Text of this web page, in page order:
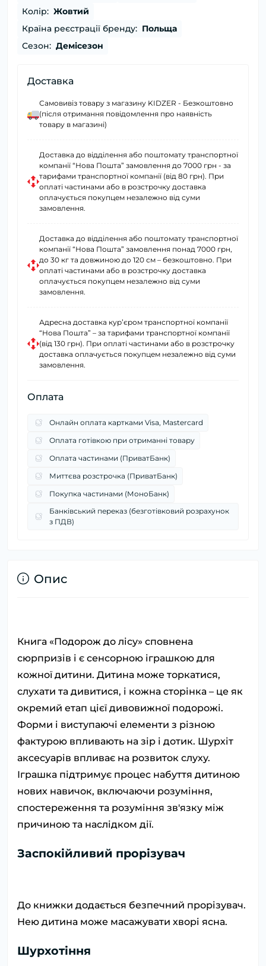
Колір: Жовтий
Країна реєстрації бренду: Польща
Сезон: Демісезон
Доставка
Самовивіз товару з магазину KIDZER - Безкоштовно
(після отримання повідомлення про наявність
товару в магазині)
Доставка до відділення або поштомату транспортної
компанії “Нова Пошта” замовлення до 7000 грн - за
тарифами транспортної компанії (від 80 грн). При
оплаті частинами або в розстрочку доставка
оплачується покупцем незалежно від суми
замовлення.
Доставка до відділення або поштомату транспортної
компанії “Нова Пошта” замовлення понад 7000 грн,
до 30 кг та довжиною до 120 см – безкоштовно. При
оплаті частинами або в розстрочку доставка
оплачується покупцем незалежно від суми
замовлення.
Адресна доставка курʼєром транспортної компанії
“Нова Пошта” – за тарифами транспортної компанії
(від 130 грн). При оплаті частинами або в розстрочку
доставка оплачується покупцем незалежно від суми
замовлення.
Оплата
Онлайн оплата картками Visa, Mastercard
Оплата готівкою при отриманні товару
Оплата частинами (ПриватБанк)
Миттєва розстрочка (ПриватБанк)
Покупка частинами (МоноБанк)
Банківський переказ (безготівковий розрахунок
з ПДВ)
Опис
Книга «Подорож до лісу» сповнена
сюрпризів і є сенсорною іграшкою для
кожної дитини. Дитина може торкатися,
слухати та дивитися, і кожна сторінка – це як
окремий етап цієї дивовижної подорожі.
Форми і виступаючі елементи з різною
фактурою впливають на зір і дотик. Шурхіт
аксесуарів впливає на розвиток слуху.
Іграшка підтримує процес набуття дитиною
нових навичок, включаючи розуміння,
спостереження та розуміння зв'язку між
причиною та наслідком дії.
Заспокійливий прорізувач
До книжки додається безпечний прорізувач.
Нею дитина може масажувати хворі ясна.
Шурхотіння